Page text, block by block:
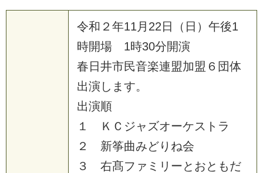
令和 ２ 年11 月 22 日 （ 日 ） 午後1
時開場 1時30分開演
春 日 井市民音楽連盟加盟 ６ 団体
出演 し ま す。
出演順
１
Ｋ Ｃ ジャ ズオーケス ト ラ
２
新筝曲みどり ね会
３
右髙フ ァ ミ リ ーと おと もだ